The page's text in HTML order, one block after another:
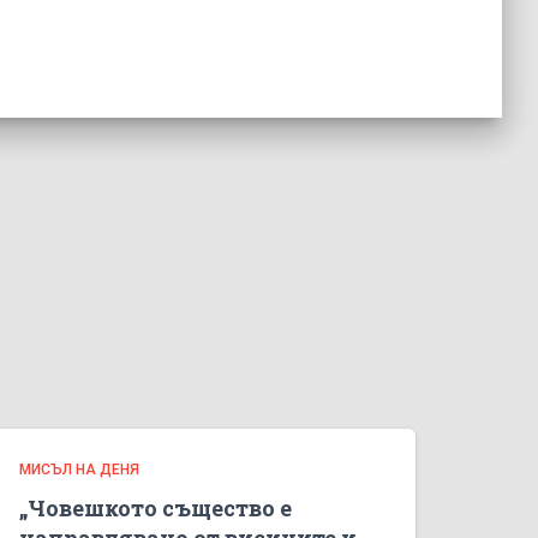
МИСЪЛ НА ДЕНЯ
„Човешкото същество е